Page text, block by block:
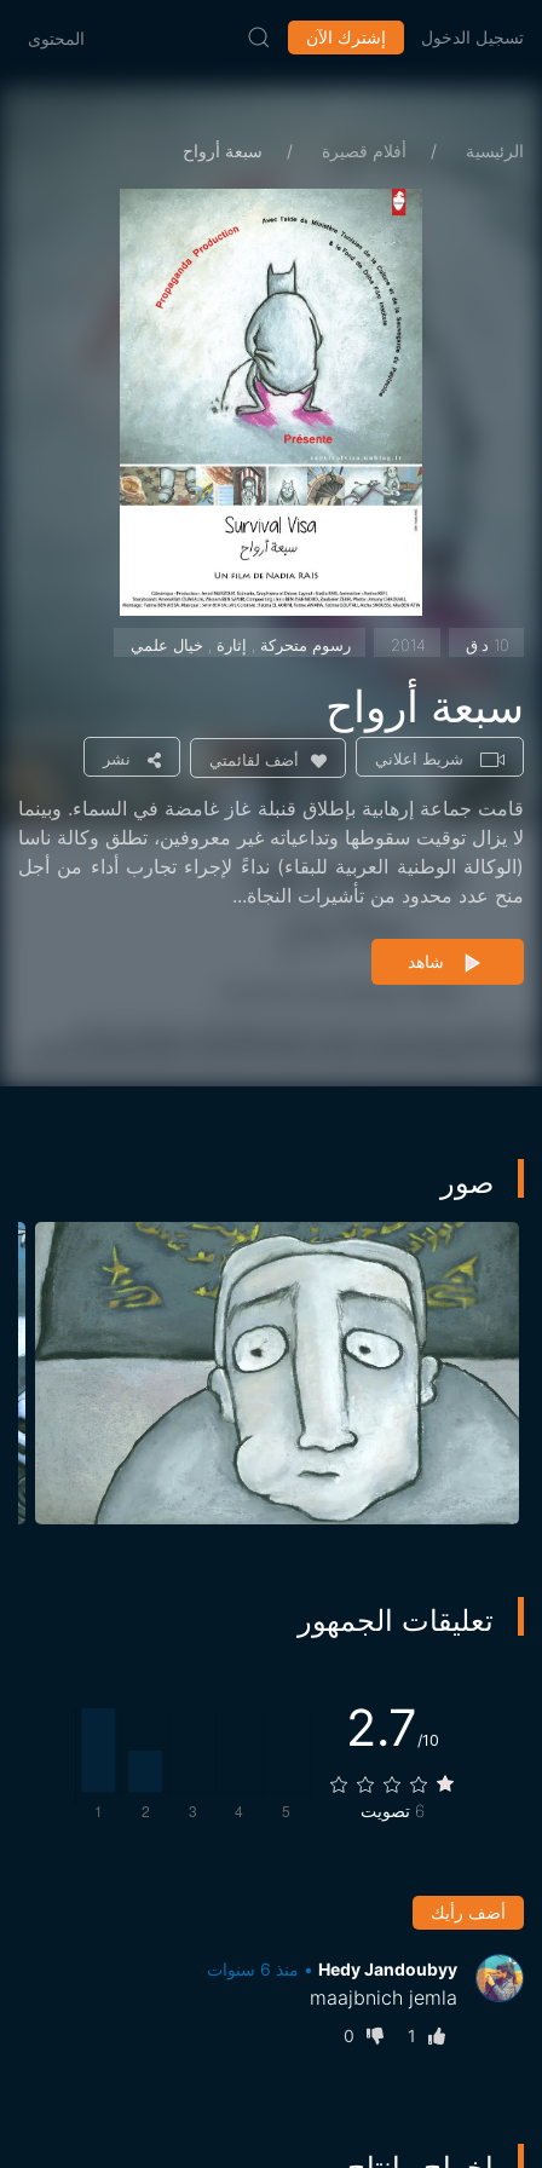
المحتوى إشترك الآن تسجيل الدخول
الرئيسية أفلام قصيرة سبعة أرواح
2014 رسوم متحركة , إثارة , خيال علمي
سبعة أرواح
شريط اعلاني أضف لقائمتي نشر
قامت جماعة إرهابية بإطلاق قنبلة غاز غامضة في السماء. وبينما
لا يزال توقيت سقوطها وتداعياته غير معروفين، تطلق وكالة ناسا
(الوكالة الوطنية العربية للبقاء) نداءً لإجراء تجارب أداء من أجل
منح عدد محدود من تأشيرات النجاة...
شاهد
صور
تعليقات الجمهور
2.7/10
تصويت
أضف رأيك
Hedy Jandoubyy
• منذ 6 سنوات
maajbnich jemla
1
0